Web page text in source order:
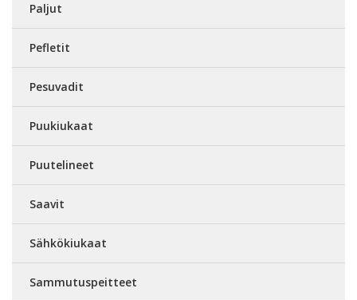
Paljut
Pefletit
Pesuvadit
Puukiukaat
Puutelineet
Saavit
Sähkökiukaat
Sammutuspeitteet